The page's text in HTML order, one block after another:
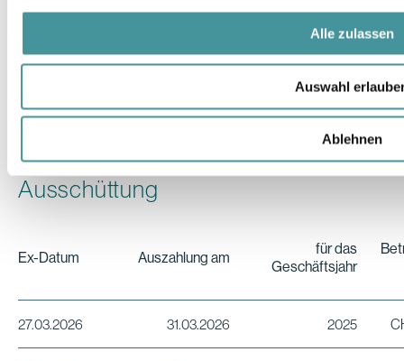
Alle zulassen
Auswahl
Ablehnen
Ausschüttung
Ex-Datum Auszahlung am
für das
Geschäftsjahr
27.03.2026 31.03.2026 2025